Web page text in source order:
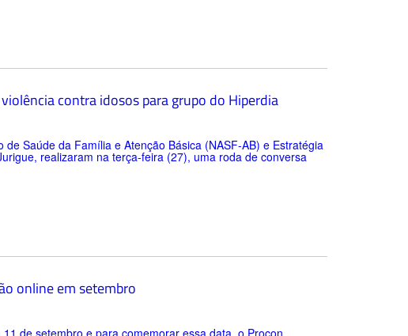
contra idosos para grupo do Hiperdia
Saúde da Família e Atenção Básica (NASF-AB) e Estratégia
realizaram na terça-feira (27), uma roda de conversa
online em setembro
de setembro e para comemorar essa data, o Procon